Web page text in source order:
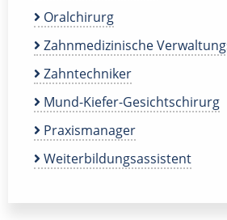
Oralchirurg
Zahnmedizinische
Zahntechniker
Mund-Kiefer-Gesichtschirurg
Praxismanager
Weiterbildungsassistent